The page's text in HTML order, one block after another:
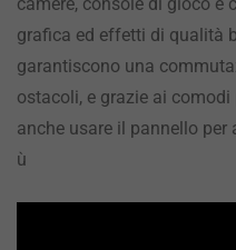
grafica ed effetti di qualità
garantiscono una
ostacoli, e grazie ai
anche usare il pannello per
ù